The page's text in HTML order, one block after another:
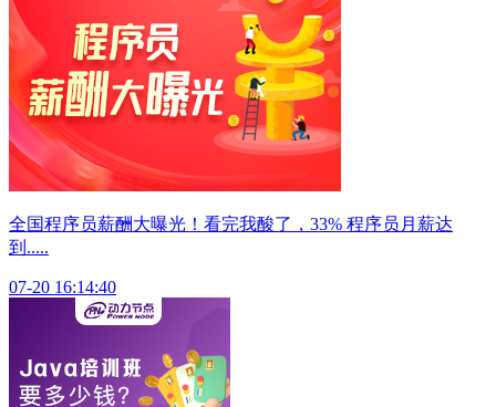
全国程序员薪酬大曝光！看完我酸了，33% 程序员月薪达
到.....
07-20 16:14:40